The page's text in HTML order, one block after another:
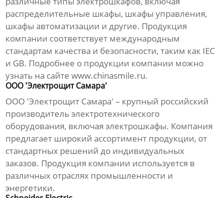
распределительные шкафы, шкафы управления,
шкафы автоматизации и другие. Продукция
компании соответствует международным
стандартам качества и безопасности, таким как IEC
и GB. Подробнее о продукции компании можно
узнать на сайтеwww.chinasmile.ru.
ООО 'Электрощит Самара'
ООО 'Электрощит Самара' – крупный российский
производитель электротехнического
оборудования, включаяэлектрошкафы. Компания
предлагает широкий ассортимент продукции, от
стандартных решений до индивидуальных
заказов. Продукция компании используется в
различных отраслях промышленности и
энергетики.